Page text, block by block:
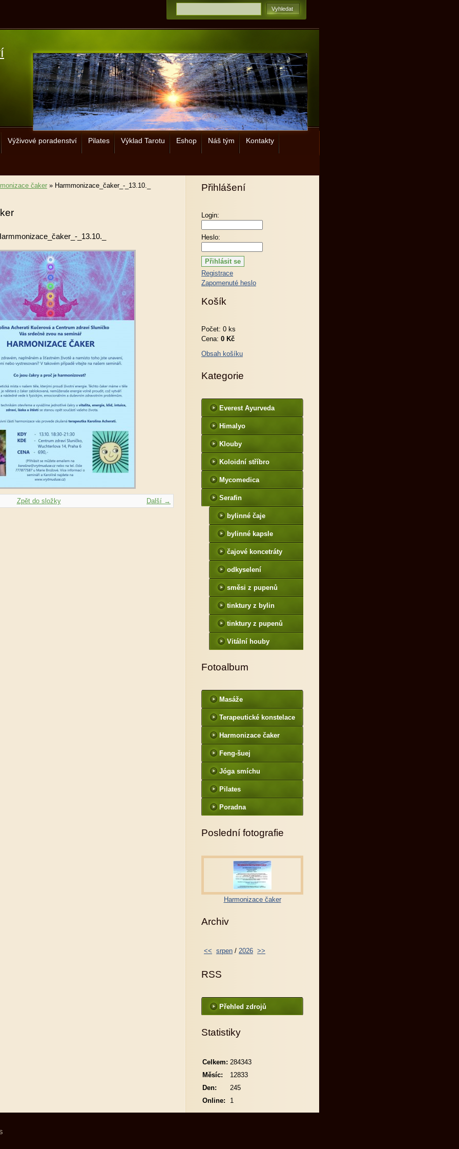
Výživové poradenství Pilates Výklad Tarotu Eshop Náš tým Kontakty
čaker » Harmmonizace_čaker_-_13.10._
_13.10._
Další →
Zpět do složky
Přihlášení
Login:
Heslo:
Registrace
Zapomenuté heslo
Košík
Počet: 0 ks
Cena: 0 Kč
Obsah košíku
Kategorie
Everest Ayurveda
Himalyo
Klouby
Koloidní stříbro
Mycomedica
Serafin
bylinné čaje
bylinné kapsle
čajové koncetráty
odkyselení
směsi z pupenů
tinktury z bylin
tinktury z pupenů
Vitální houby
Fotoalbum
Masáže
Terapeutické konstelace
Harmonizace čaker
Feng-šuej
Jóga smíchu
Pilates
Poradna
Poslední fotografie
Harmonizace čaker
Archiv
<< srpen / 2026 >>
RSS
Přehled zdrojů
Statistiky
Online: 1
Celkem: 284343
Měsíc:
12833
Den:
245